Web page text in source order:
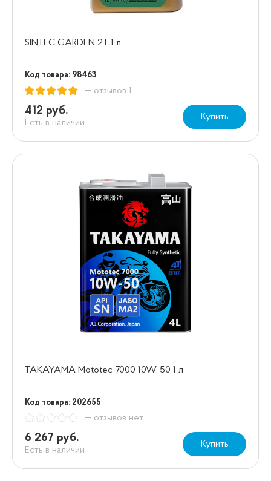
SINTEC GARDEN 2Т 1 л
Код товара: 98463
— отзывов 1
412 руб.
Есть в наличии
Купить
TAKAYAMA Mototec 7000 10W-50 1 л
Код товара: 202655
— отзывов нет
6 267 руб.
Есть в наличии
Купить